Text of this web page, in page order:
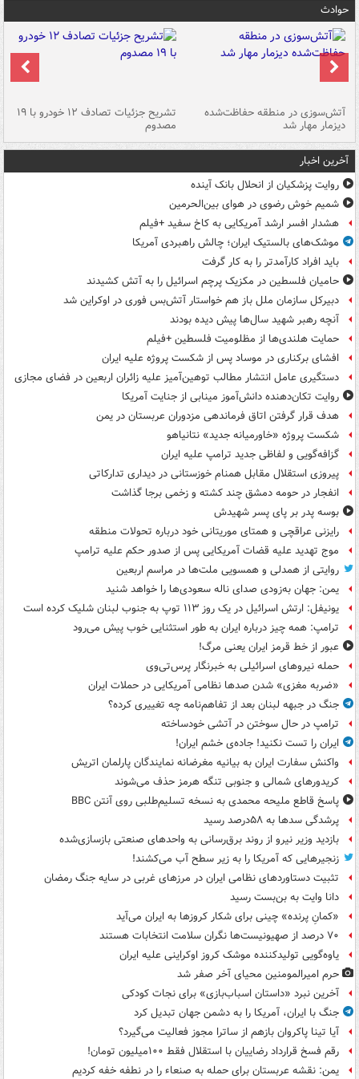
حوادث
آتش‌سوزی در منطقه حفاظت‌شده
دیزمار مهار شد
تشریح جزئیات تصادف ۱۲ خودرو با ۱۹
مصدوم
آخرین اخبار
روایت پزشکیان از انحلال بانک آینده
شمیم خوش رضوی در هوای بین‌الحرمین
هشدار افسر ارشد آمریکایی به کاخ سفید +فیلم
موشک‌های بالستیک ایران؛ چالش راهبردی آمریکا
باید افراد کارآمدتر را به کار گرفت
حامیان فلسطین در مکزیک پرچم اسرائیل را به آتش کشیدند
دبیرکل سازمان ملل باز هم خواستار آتش‌بس فوری در اوکراین شد
آنچه رهبر شهید سال‌ها پیش دیده بودند
حمایت هلندی‌ها از مظلومیت فلسطین +فیلم
افشای برکناری در موساد پس از شکست پروژه علیه ایران
دستگیری عامل انتشار مطالب توهین‌آمیز علیه زائران اربعین در فضای مجازی
روایت تکان‌دهنده دانش‌آموز مینابی از جنایت آمریکا
هدف قرار گرفتن اتاق‌ فرماندهی مزدوران عربستان در یمن
شکست پروژه «خاورمیانه جدید» نتانیاهو
گزافه‌گویی و لفاظی جدید ترامپ علیه ایران
پیروزی استقلال مقابل همنام خوزستانی در دیداری تدارکاتی
انفجار در حومه دمشق چند کشته و زخمی برجا گذاشت
بوسه‌ پدر بر پای پسر شهیدش
رایزنی عراقچی و همتای موریتانی خود درباره تحولات منطقه
موج تهدید علیه قضات آمریکایی پس از صدور حکم علیه ترامپ
روایتی از همدلی و همسویی ملت‌ها در مراسم اربعین
یمن: جهان به‌زودی صدای ناله سعودی‌ها را خواهد شنید
یونیفل: ارتش اسرائیل در یک روز ۱۱۳ توپ به جنوب لبنان شلیک کرده است
ترامپ: همه چیز درباره ایران به طور استثنایی خوب پیش می‌رود
عبور از خط قرمز ایران یعنی مرگ!
حمله نیروهای اسرائیلی به خبرنگار پرس‌تی‌وی
«ضربه مغزی» شدن صدها نظامی آمریکایی در حملات ایران
جنگ در جبهه لبنان بعد از تفاهم‌نامه چه تغییری کرده؟
ترامپ در حال سوختن در آتشی خودساخته
ایران را تست نکنید! جاده‌ی خشم ایران!
واکنش سفارت ایران به بیانیه مغرضانه نمایندگان پارلمان اتریش
کریدورهای شمالی و جنوبی تنگه هرمز حذف می‌شوند
پاسخ قاطع ملیحه محمدی به نسخه تسلیم‌طلبی روی آنتن BBC
پرشدگی سدها به ۵۸درصد رسید
بازدید وزیر نیرو از روند برق‌رسانی به واحدهای صنعتی بازسازی‌شده
زنجیرهایی که آمریکا را به زیر سطح آب می‌کشند!
تثبیت دستاوردهای نظامی ایران در مرزهای غربی در سایه جنگ رمضان
دانا وایت به بن‌بست رسید
«کمانِ پرنده» چینی برای شکار کروزها به ایران می‌آید
۷۰ درصد از صهیونیست‌ها نگران سلامت انتخابات هستند
یاوه‌گویی تولیدکننده موشک کروز اوکراینی علیه ایران
حرم امیرالمومنین محیای آخر صفر شد
آخرین نبرد «داستان اسباب‌بازی» برای نجات کودکی
جنگ با ایران، آمریکا را به دشمن جهان تبدیل کرد
آیا تینا پاکروان بازهم از ساترا مجوز فعالیت می‌گیرد؟
رقم فسخ قرارداد رضاییان با استقلال فقط ۱۰۰میلیون تومان!
یمن: نقشه عربستان برای حمله به صنعاء را در نطفه خفه کردیم